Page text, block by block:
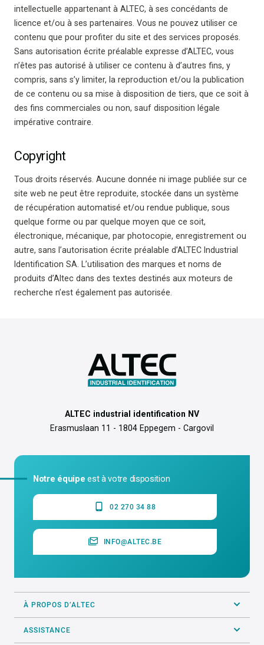
intellectuelle appartenant à ALTEC, à ses concédants de
licence et/ou à ses partenaires. Vous ne pouvez utiliser ce
contenu que pour profiter du site et des services proposés.
Sans autorisation écrite préalable expresse d’ALTEC, vous
n’êtes pas autorisé à utiliser ce contenu à d’autres fins, y
compris, sans s’y limiter, la reproduction et/ou la publication
de ce contenu ou sa mise à disposition de tiers, que ce soit à
des fins commerciales ou non, sauf disposition légale
impérative contraire.
Copyright
Tous droits réservés. Aucune donnée ni image publiée sur ce
site web ne peut être reproduite, stockée dans un système
de récupération automatisé et/ou rendue publique, sous
quelque forme ou par quelque moyen que ce soit,
électronique, mécanique, par photocopie, enregistrement ou
autre, sans l’autorisation écrite préalable d’ALTEC Industrial
Identification SA. L’utilisation des marques et noms de
produits d’Altec dans des textes destinés aux moteurs de
recherche n’est également pas autorisée.
ALTEC industrial identification NV
Erasmuslaan 11 - 1804 Eppegem - Cargovil
Notre équipe est à votre disposition
02 270 34 88
INFO@ALTEC.BE
À PROPOS D’ALTEC
ASSISTANCE